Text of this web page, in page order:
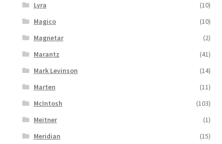
Lyra
(10)
Magico
(10)
Magnetar
(2)
Marantz
(41)
Mark Levinson
(14)
Marten
(11)
McIntosh
(103)
Meitner
(1)
Meridian
(15)